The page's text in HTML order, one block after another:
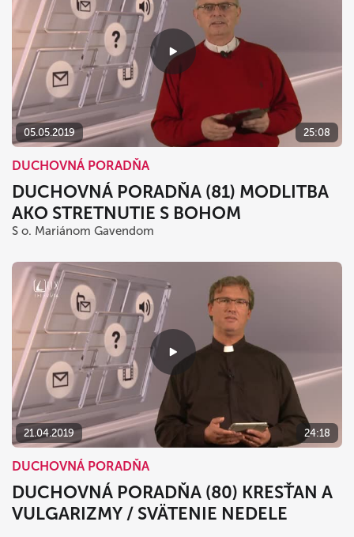
05.05.2019 25:08
DUCHOVNÁ PORADŇA
DUCHOVNÁ PORADŇA (81) MODLITBA
AKO STRETNUTIE S BOHOM
S o. Mariánom Gavendom
21.04.2019 24:18
DUCHOVNÁ PORADŇA
DUCHOVNÁ PORADŇA (80) KRESŤAN A
VULGARIZMY / SVÄTENIE NEDELE